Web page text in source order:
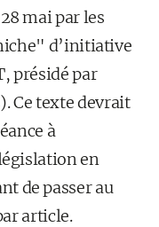
mai par les
d’initiative
présidé par
Ce texte devrait
à
en
de passer au
article.